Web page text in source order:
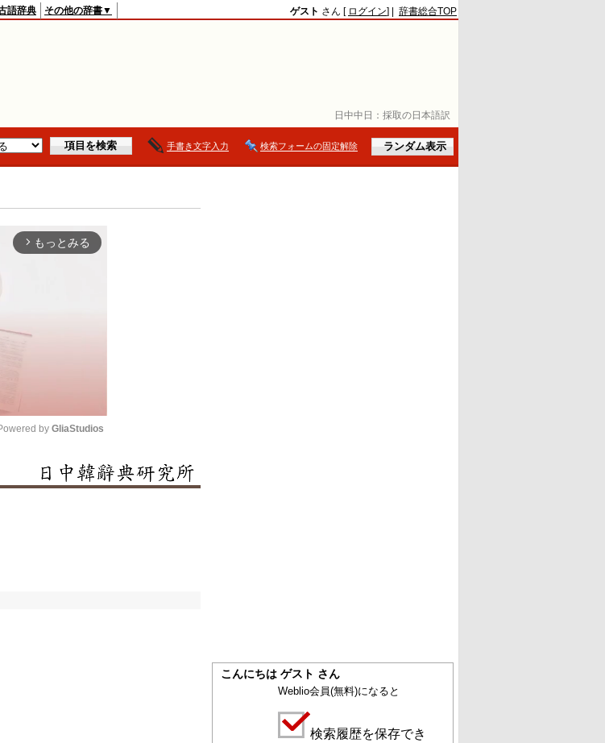
日中中日： 採取の日本語訳
語辞典 その他の辞書▼ ゲスト さん [ ログイン] | 辞書総合TOP
手書き文字入力 検索フォームの固定解除
arrow_forward_ios もっとみる
Mute
by GliaStudios
こんにちは ゲスト さん
Weblio会員(無料)になると
検索履歴を保存でき